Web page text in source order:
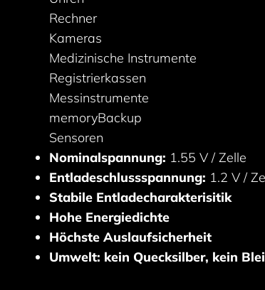
Rechner
Kameras
Medizinische Instrumente
Registrierkassen
Messinstrumente
memoryBackup
Sensoren
Nominalspannung: 1.55 V / Zelle
Entladeschlussspannung: 1.2 V /
Stabile Entladecharakterisitik
Hohe Energiedichte
Höchste Auslaufsicherheit
Umwelt: kein Quecksilber, kein Blei